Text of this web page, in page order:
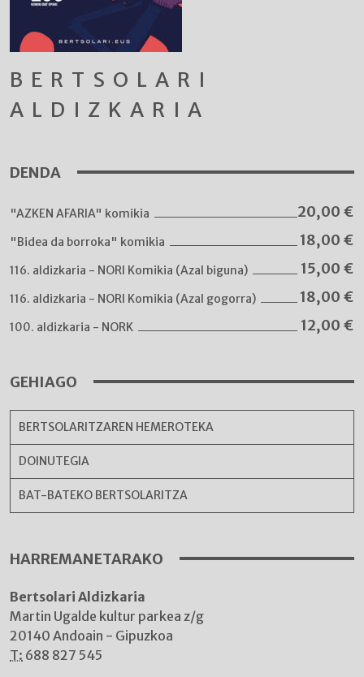
BERTSOLARI
ALDIZKARIA
DENDA
"AZKEN AFARIA" komikia 20,00 €
"Bidea da borroka" komikia 18,00 €
116. aldizkaria - NORI Komikia (Azal biguna) 15,00 €
116. aldizkaria - NORI Komikia (Azal gogorra) 18,00 €
100. aldizkaria - NORK 12,00 €
GEHIAGO
BERTSOLARITZAREN HEMEROTEKA
DOINUTEGIA
BAT-BATEKO BERTSOLARITZA
HARREMANETARAKO
Bertsolari Aldizkaria
Martin Ugalde kultur parkea z/g
20140 Andoain - Gipuzkoa
T: 688 827 545